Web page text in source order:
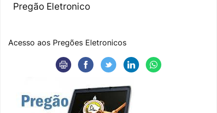
Pregão Eletronico
Acesso aos Pregões Eletronicos